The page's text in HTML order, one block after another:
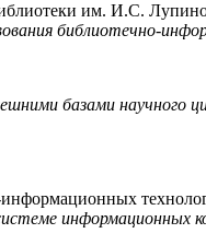
им. И.С.
библиотечно-
базами научного
информационных